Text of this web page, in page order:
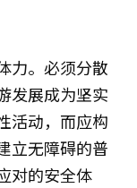
力。必须分散
发展成为坚实
活动，而应构
立无障碍的普
对的安全体